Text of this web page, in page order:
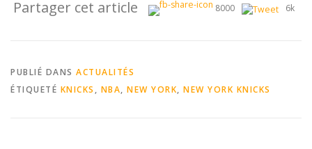
Partager cet article 8000 6k
PUBLIÉ DANS ACTUALITÉS
ÉTIQUETÉ KNICKS , NBA, NEW YORK, NEW YORK KNICKS